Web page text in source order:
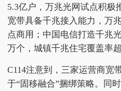
5.3亿户，万兆光网试点积极
宽带具备千兆接入能力，万
点商用；中国电信打造千兆
万个，城镇千兆住宅覆盖率超
C114注意到，三家运营商宽
于“固移融合”捆绑策略。同